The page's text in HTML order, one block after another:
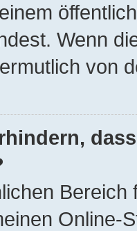
Wenn
von
Online-